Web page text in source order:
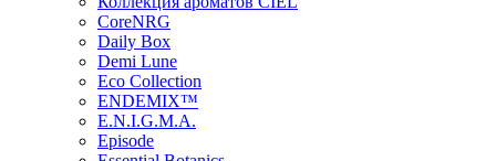
СoreNRG
Daily Box
Demi Lune
Eco Collection
ENDEMIX™
E.N.I.G.M.A.
Episode